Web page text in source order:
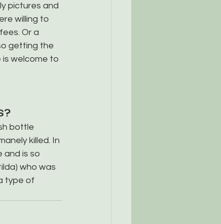
pictures and
willing to
Or a
getting the
is welcome to
bottle
killed. In
and is so
who was
type of